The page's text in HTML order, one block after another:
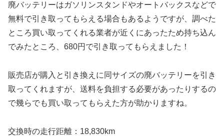
廃バッテリーはガソリンスタンドやオートバックスなどで
無料で引き取ってもらえる場合もあるようですが、調べた
ところ買い取ってくれる業者が近くにあったため持ち込ん
でみたところ、680円で引き取ってもらえました！
販売店が購入と引き換えに同サイズの廃バッテリーを引き
取ってくれますが、送料を負担する必要があったりするの
で幾らでも買い取ってもらえた方が助かりますね。
交換時の走行距離：18,830km